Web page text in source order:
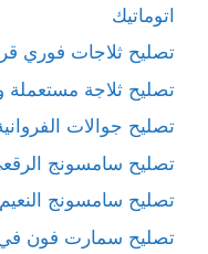
اتوماتيك
تصليح ثلاجات فوري
تصليح ثلاجة مستعملة
تصليح جوالات
تصليح سامسونج
تصليح سامسونج النعيم
تصليح سمارت فون في